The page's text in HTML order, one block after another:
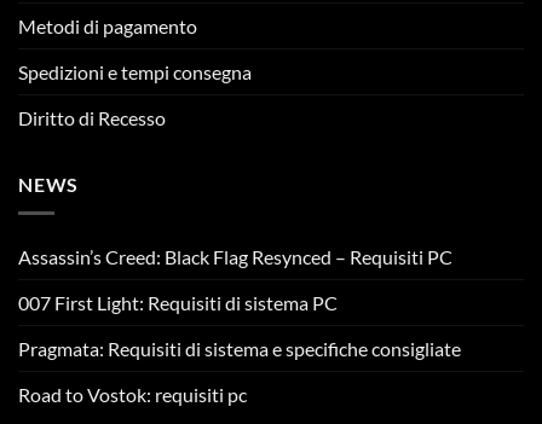
Metodi di pagamento
Spedizioni e tempi consegna
Diritto di Recesso
NEWS
Assassin’s Creed: Black Flag Resynced – Requisiti PC
007 First Light: Requisiti di sistema PC
Pragmata: Requisiti di sistema e specifiche consigliate
Road to Vostok: requisiti pc